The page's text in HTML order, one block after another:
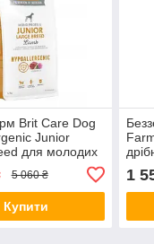
Brit Care Dog
Junior
для молодих
з ягням,
5 060 ₴
Купити
кг (*)
1